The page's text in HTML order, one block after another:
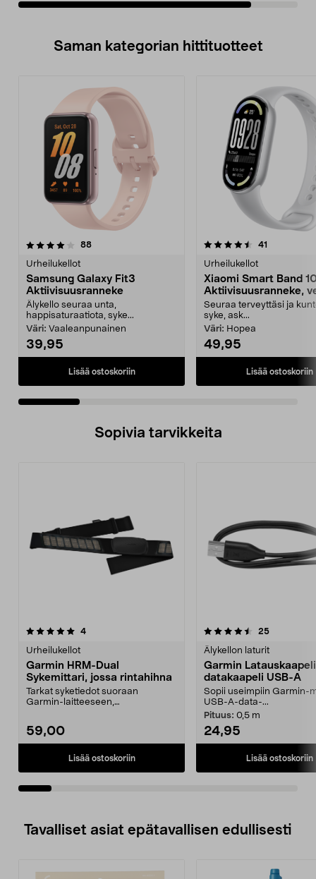
Saman kategorian hittituotteet
88arvostelut
Urheilukellot
Samsung Galaxy Fit3
Aktiivisuusranneke
Älykello seuraa unta,
happisaturaatiota, syke...
Väri: Vaaleanpunainen
39,95
Lisää ostoskoriin
4.5 viidestä
41
Urheilukellot
Xiaomi Smart Band
Aktiivisuusranneke,
Seuraa terveyttäsi ja
syke, ask...
Väri: Hopea
49,95
Lisää ostoskoriin
4.5 viidestä
Sopivia tarvikkeita
4arvostelut
Urheilukellot
Garmin HRM-Dual
Sykemittari, jossa rintahihna
Tarkat syketiedot suoraan
Garmin-laitteeseen,
59,00
Lisää ostoskoriin
4.5viidestä
25arvostelut
Älykellon laturit
Garmin
datakaapeli USB-A
Sopii useimpiin Garmin-
USB-A-data-...
Pituus: 0,5 m
24,95
Lisää ostoskoriin
4.5viidestä
Tavalliset asiat epätavallisen edullisesti